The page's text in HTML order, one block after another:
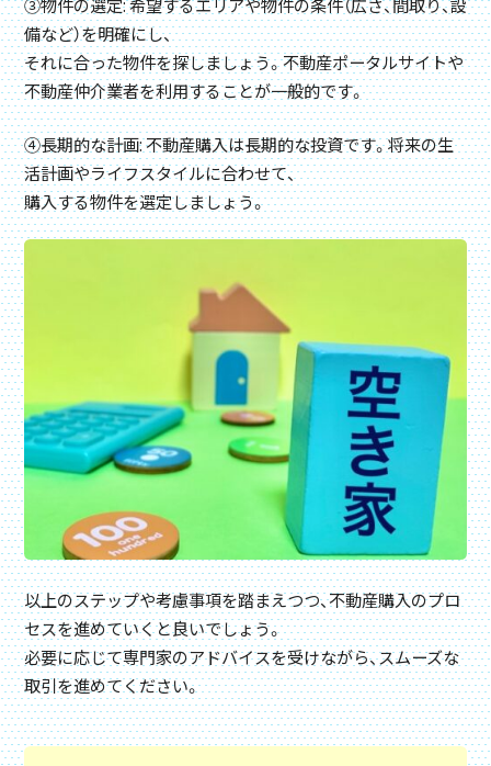
備など）を明確にし、
それに合った物件を探しましょう。不動産ポータルサイトや
不動産仲介業者を利用することが一般的です。
④長期的な計画: 不動産購入は長期的な投資です。将来の生
活計画やライフスタイルに合わせて、
購入する物件を選定しましょう。
以上のステップや考慮事項を踏まえつつ、不動産購入のプロ
セスを進めていくと良いでしょう。
必要に応じて専門家のアドバイスを受けながら、スムーズな
取引を進めてください。